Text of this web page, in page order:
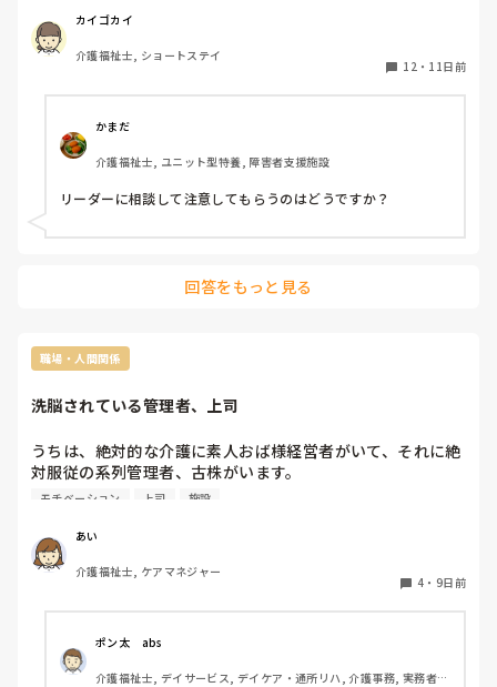
しっかり覚えてるって。
今回はさすがに言い切れるって。
た方が良かったのか？
出勤したら、そりゃー探すよ。
まとめて置く(本人の中で置いてるだけだが、位置的に隠し
てるような形になる)習慣あるのも分かってるよね？
休みでゆっくりしてたのに、イライラ💢
庫もない。排泄介助もしないまま退勤してる。とかそんな感
じになってきた。もちろん髭剃りも爪切りもしてない。
これどうしたら改善されると思いますか？？
カイゴカイ
介護福祉士, ショートステイ
12 ・ 11日前
かまだ
介護福祉士, ユニット型特養, 障害者支援施設
リーダーに相談して注意してもらうのはどうですか？
回答をもっと見る
職場・人間関係
洗脳されている管理者、上司
うちは、絶対的な介護に素人おば様経営者がいて、それに絶
対服従の系列管理者、古株がいます。
完全な縦社会で、辞めて行くのは下ばかりです。
無くして欲しいです。
誰しもすぐ辞めたくない、頑張ってやって心身壊れて辞めて
行きます。私もパワハラ等で短期で離職してますので、ここ
神的に壊れているなって感じてます。よく洗脳って言われま
すが、洗脳されている系列管理者達、おかしいって思ってい
ても従う、そのうちその感覚も無くしてしまう、この先どう
モチベーション 上司 施設
あい
介護福祉士, ケアマネジャー
4 ・ 9日前
ポン太　abs
介護福祉士, デイサービス, デイケア・通所リハ, 介護事務, 実務者研